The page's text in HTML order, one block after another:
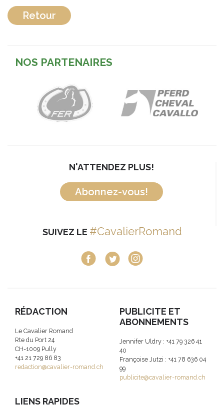
Retour
NOS PARTENAIRES
N'ATTENDEZ PLUS!
Abonnez-vous!
SUIVEZ LE #CavalierRomand
RÉDACTION
Le Cavalier Romand
Rte du Port 24
CH-1009 Pully
+41 21 729 86 83
redaction@cavalier-romand.ch
PUBLICITE ET
ABONNEMENTS
Jennifer Uldry : +41 79 326 41
40
Françoise Jutzi : +41 78 636 04
99
publicite@cavalier-romand.ch
LIENS RAPIDES